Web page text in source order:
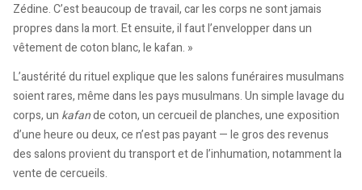
Zédine. C’est beaucoup de travail, car les corps ne sont jamais
propres dans la mort. Et ensuite, il faut l’envelopper dans un
vêtement de coton blanc, le kafan. »
L’austérité du rituel explique que les salons funéraires musulmans
soient rares, même dans les pays musulmans. Un simple lavage du
corps, un kafande coton, un cercueil de planches, une exposition
d’une heure ou deux, ce n’est pas payant — le gros des revenus
des salons provient du transport et de l’inhumation, notamment la
vente de cercueils.